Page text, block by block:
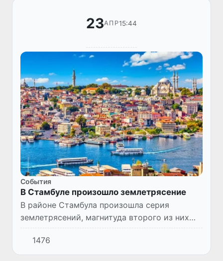
23АПР15:44
Cобытия
В Стамбуле произошло землетрясение
В районе Стамбула произошла серия
землетрясений, магнитуда второго из них
достигла 6,2, говорится на сайте Управления
по управлению чрезвычайными ситуациями
и катастрофами Турции (...
1476